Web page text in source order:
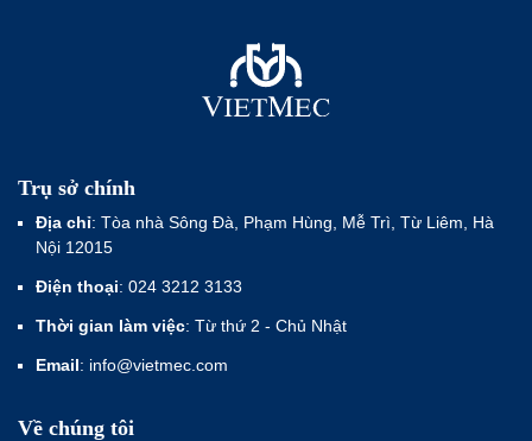
Trụ sở chính
Địa chỉ: Tòa nhà Sông Đà, Phạm Hùng, Mễ Trì, Từ Liêm, Hà
Nội 12015
Điện thoại: 024 3212 3133
Thời gian làm việc: Từ thứ 2 - Chủ Nhật
Email: info@vietmec.com
Về chúng tôi